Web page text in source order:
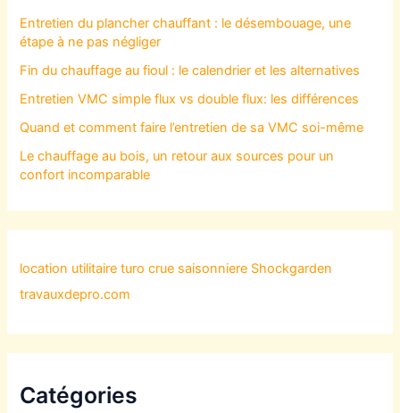
Entretien du plancher chauffant : le désembouage, une
étape à ne pas négliger
Fin du chauffage au fioul : le calendrier et les alternatives
Entretien VMC simple flux vs double flux: les différences
Quand et comment faire l’entretien de sa VMC soi-même
Le chauffage au bois, un retour aux sources pour un
confort incomparable
location utilitaire turo crue saisonniere Shockgarden
travauxdepro.com
Catégories